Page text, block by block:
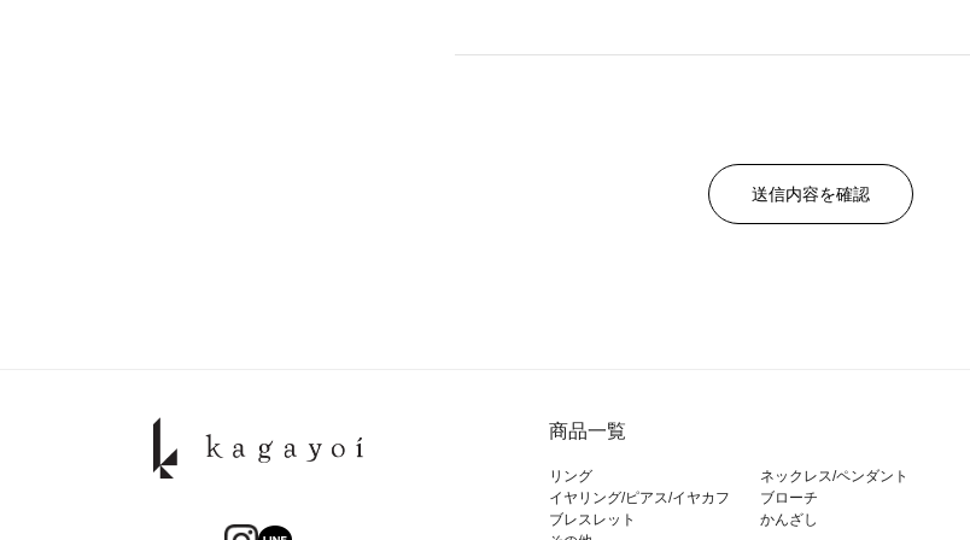
商品一覧
リング
ネックレス/ペンダント
イヤリング/ピアス/イヤカフ
ブローチ
ブレスレット
かんざし